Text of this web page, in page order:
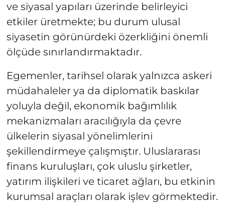
ve siyasal yapıları üzerinde belirleyici
etkiler üretmekte; bu durum ulusal
siyasetin görünürdeki özerkliğini önemli
ölçüde sınırlandırmaktadır.
Egemenler, tarihsel olarak yalnızca askeri
müdahaleler ya da diplomatik baskılar
yoluyla değil, ekonomik bağımlılık
mekanizmaları aracılığıyla da çevre
ülkelerin siyasal yönelimlerini
şekillendirmeye çalışmıştır. Uluslararası
finans kuruluşları, çok uluslu şirketler,
yatırım ilişkileri ve ticaret ağları, bu etkinin
kurumsal araçları olarak işlev görmektedir.